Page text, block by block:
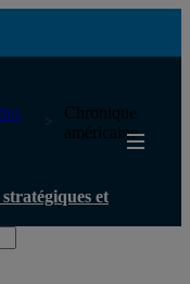
et diplomatiques
Chronique
américaine
et